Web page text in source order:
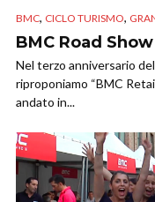
BMC, CICLO TURISMO,
BMC Road
Nel terzo anniversario
riproponiamo “BMC
andato in...